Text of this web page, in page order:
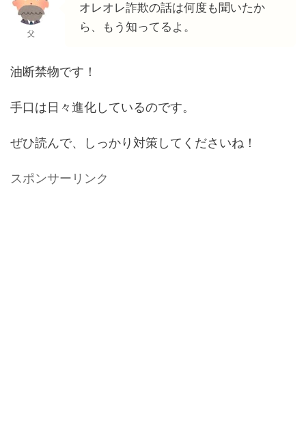
父
オレオレ詐欺の話は何度も聞いたか
ら、もう知ってるよ。
油断禁物です！
手口は日々進化しているのです。
ぜひ読んで、しっかり対策してくださいね！
スポンサーリンク